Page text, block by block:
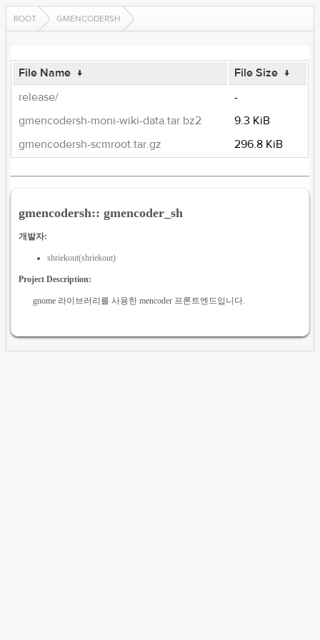
ROOT GMENCODERSH
File Name ↓ File Size ↓
release/
-
gmencodersh-moni-wiki-data.tar.bz2
9.3 KiB
gmencodersh-scmroot.tar.gz
296.8 KiB
gmencodersh:: gmencoder_sh
개발자:
shriekout(shriekout)
Project Description:
gnome 라이브러리를 사용한 mencoder 프론트엔드입니다.